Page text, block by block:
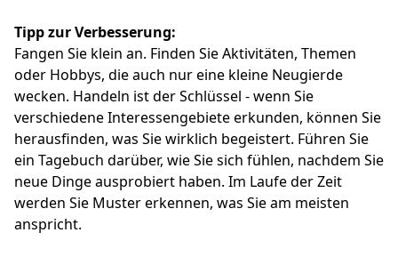
Tipp zur Verbesserung:
Fangen Sie klein an. Finden Sie Aktivitäten, Themen
oder Hobbys, die auch nur eine kleine Neugierde
wecken. Handeln ist der Schlüssel - wenn Sie
verschiedene Interessengebiete erkunden, können Sie
herausfinden, was Sie wirklich begeistert. Führen Sie
ein Tagebuch darüber, wie Sie sich fühlen, nachdem Sie
neue Dinge ausprobiert haben. Im Laufe der Zeit
werden Sie Muster erkennen, was Sie am meisten
anspricht.